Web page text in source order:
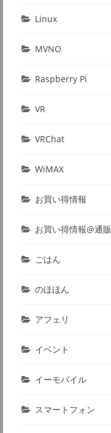
Linux
MVNO
Raspberry Pi
VR
VRChat
WiMAX
お買い得情報
お買い得情報@通販
ごはん
のほほん
アフェリ
イベント
イーモバイル
スマートフォン